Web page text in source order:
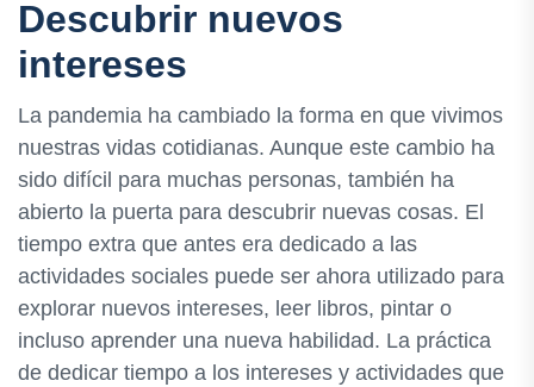
Descubrir nuevos
intereses
La pandemia ha cambiado la forma en que vivimos
nuestras vidas cotidianas. Aunque este cambio ha
sido difícil para muchas personas, también ha
abierto la puerta para descubrir nuevas cosas. El
tiempo extra que antes era dedicado a las
actividades sociales puede ser ahora utilizado para
explorar nuevos intereses, leer libros, pintar o
incluso aprender una nueva habilidad. La práctica
de dedicar tiempo a los intereses y actividades que